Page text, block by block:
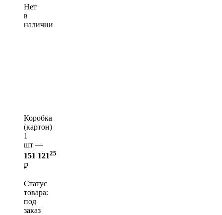
Нет
в
наличии
Коробка
(картон)
1
шт —
151 12125
₽
Статус
товара:
под
заказ